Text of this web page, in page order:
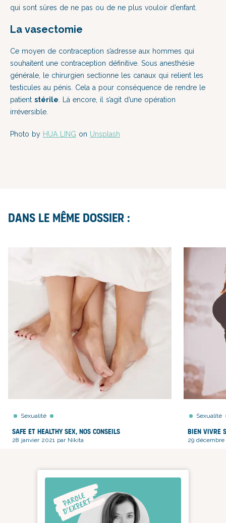
qui sont sûres de ne pas ou de ne plus vouloir d’enfant.
La vasectomie
Ce moyen de contraception s’adresse aux hommes qui
souhaitent une contraception définitive. Sous anesthésie
générale, le chirurgien sectionne les canaux qui relient les
testicules au pénis. Cela a pour conséquence de rendre le
patient stérile . Là encore, il s’agit d’une opération
irréversible.
Photo by HUA LING on Unsplash
Dans le même dossier :
Sexualité
Safe et healthy sex, nos conseils
28 janvier 2021 par Nikita
Sexualité
Bien vivre
29